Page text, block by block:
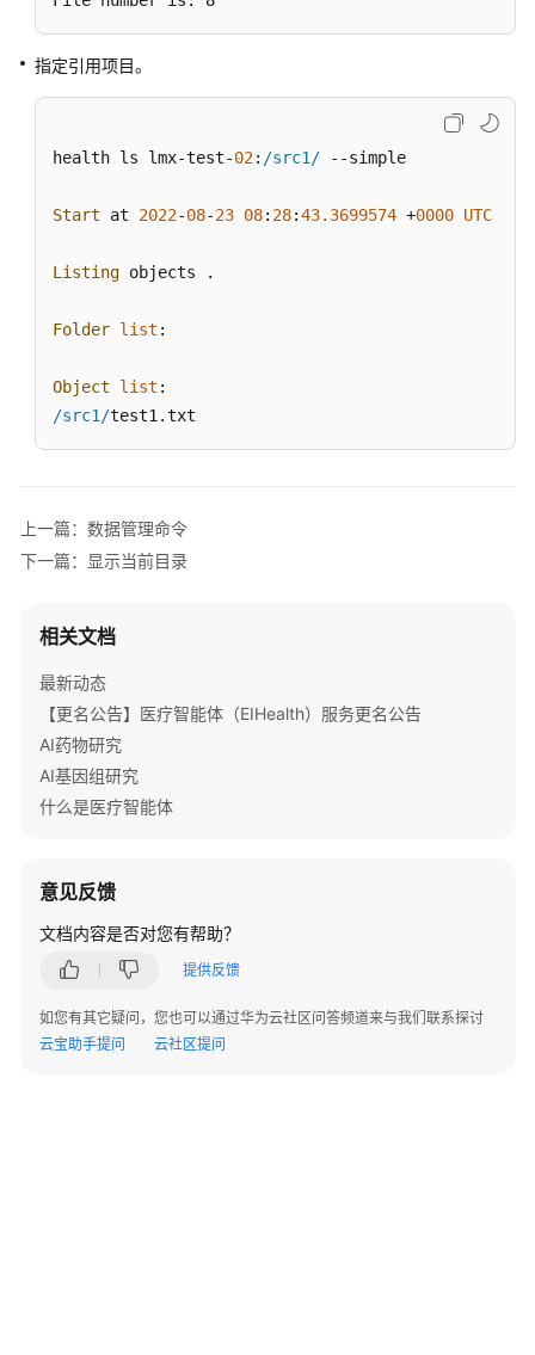
重
试
数
消
据
业
移
动
量
同
删
除
段
上
传
任
修
权
限
查
看
指定引用项目。
health ls lmx-test-02: /src1/ --simple
Start at 2022-08-23 08: 28:43.3699574 +0000 UTC
Listing objects .
Folder list :
Object list
/src1/test1.txt
上一篇：数据管理命令
下一篇：显示当前目录
相关文档
最新动态
【更名公告】医疗智能体（EIHealth）服务更名公告
AI药物研究
AI基因组研究
什么是医疗智能体
意见反馈
文档内容是否对您有帮助？
提供反馈
如您有其它疑问，您也可以通过华为云社区问答频道来与我们联系探讨
云宝助手提问
云社区提问